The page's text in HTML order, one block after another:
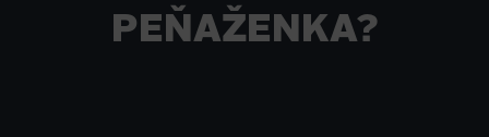
PEŇAŽENKA?